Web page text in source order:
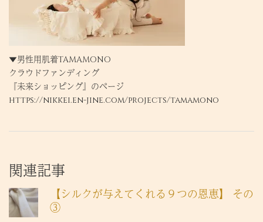
▼男性用肌着TAMAMONO
クラウドファンディング
『未来ショッピング』のページ
https://nikkei.en-jine.com/projects/tamamono
関連記事
【シルクが与えてくれる９つの恩恵】 その
③